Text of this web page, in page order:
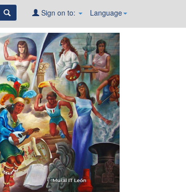
Language
Sign on to: